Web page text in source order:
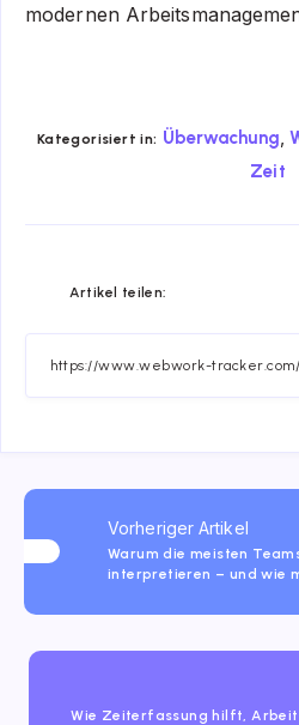
modernen
Kategorisiert in: Überwachung
Zeit
Artikel teilen:
Vorheriger Artikel
Warum die meisten
interpretieren – und wie
Wie Zeiterfassung hilft,